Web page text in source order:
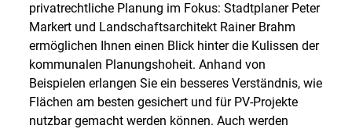
privatrechtliche Planung im Fokus: Stadtplaner Peter
Markert und Landschaftsarchitekt Rainer Brahm
ermöglichen Ihnen einen Blick hinter die Kulissen der
kommunalen Planungshoheit. Anhand von
Beispielen erlangen Sie ein besseres Verständnis, wie
Flächen am besten gesichert und für PV-Projekte
nutzbar gemacht werden können. Auch werden